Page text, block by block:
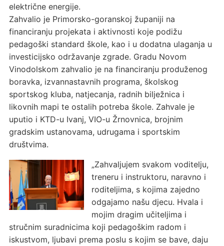
električne energije.
Zahvalio je Primorsko-goranskoj županiji na
financiranju projekata i aktivnosti koje podižu
pedagoški standard škole, kao i u dodatna ulaganja u
investicijsko održavanje zgrade. Gradu Novom
Vinodolskom zahvalio je na financiranju produženog
boravka, izvannastavnih programa, školskog
sportskog kluba, natjecanja, radnih bilježnica i
likovnih mapi te ostalih potreba škole. Zahvale je
uputio i KTD-u Ivanj, VIO-u Žrnovnica, brojnim
gradskim ustanovama, udrugama i sportskim
društvima.
„Zahvaljujem svakom voditelju,
treneru i instruktoru, naravno i
roditeljima, s kojima zajedno
odgajamo našu djecu. Hvala i
mojim dragim učiteljima i
stručnim suradnicima koji pedagoškim radom i
iskustvom, ljubavi prema poslu s kojim se bave, daju